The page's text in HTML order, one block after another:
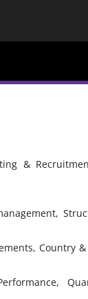
&
Country